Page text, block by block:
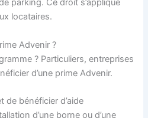
parking. Ce droit s’applique
locataires.
Advenir ?
? Particuliers, entreprises
d’une prime Advenir.
de bénéficier d’aide
d’une borne ou d’une